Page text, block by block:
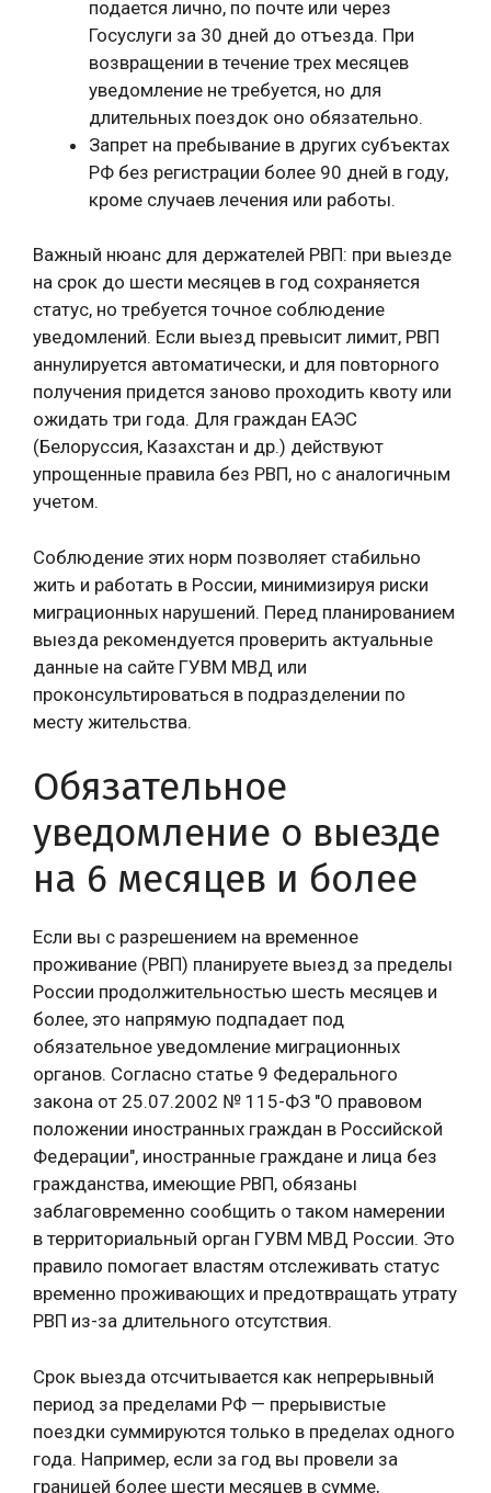
подается лично, по почте или через
Госуслуги за 30 дней до отъезда. При
возвращении в течение трех месяцев
уведомление не требуется, но для
длительных поездок оно обязательно.
Запрет на пребывание в других субъектах
РФ без регистрации более 90 дней в году,
кроме случаев лечения или работы.
Важный нюанс для держателей РВП: при выезде
на срок до шести месяцев в год сохраняется
статус, но требуется точное соблюдение
уведомлений. Если выезд превысит лимит, РВП
аннулируется автоматически, и для повторного
получения придется заново проходить квоту или
ожидать три года. Для граждан ЕАЭС
(Белоруссия, Казахстан и др.) действуют
упрощенные правила без РВП, но с аналогичным
учетом.
Соблюдение этих норм позволяет стабильно
жить и работать в России, минимизируя риски
миграционных нарушений. Перед планированием
выезда рекомендуется проверить актуальные
данные на сайте ГУВМ МВД или
проконсультироваться в подразделении по
месту жительства.
Обязательное
уведомление о выезде
на 6 месяцев и более
Если вы с разрешением на временное
проживание (РВП) планируете выезд за пределы
России продолжительностью шесть месяцев и
более, это напрямую подпадает под
обязательное уведомление миграционных
органов. Согласно статье 9 Федерального
закона от 25.07.2002 № 115-ФЗ "О правовом
положении иностранных граждан в Российской
Федерации", иностранные граждане и лица без
гражданства, имеющие РВП, обязаны
заблаговременно сообщить о таком намерении
в территориальный орган ГУВМ МВД России. Это
правило помогает властям отслеживать статус
временно проживающих и предотвращать утрату
РВП из-за длительного отсутствия.
Срок выезда отсчитывается как непрерывный
период за пределами РФ — прерывистые
поездки суммируются только в пределах одного
года. Например, если за год вы провели за
границей более шести месяцев в сумме,